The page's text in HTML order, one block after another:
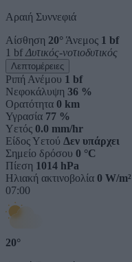
Αραιή Συννεφιά
Αίσθηση 20° Άνεμος 1 bf
1 bf Δυτικός-νοτιοδυτικός
Λεπτομέρειες
Ριπή Ανέμου 1 bf
Νεφοκάλυψη 36 %
Ορατότητα 0 km
Υγρασία 77 %
Υετός 0.0 mm/hr
Είδος Υετού Δεν υπάρχει
Σημείο δρόσου 0 °C
Πίεση 1014 hPa
Ηλιακή ακτινοβολία 0 W/m²
07:00
20°